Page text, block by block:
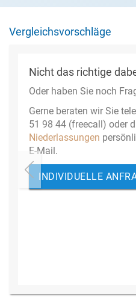
Vergleichsvorschläge
Nicht das richtige
Oder haben Sie noch
Gerne beraten wir Sie
51 98 44 (freecall) oder
Niederlassungen
E-Mail.
INDIVIDUELLE